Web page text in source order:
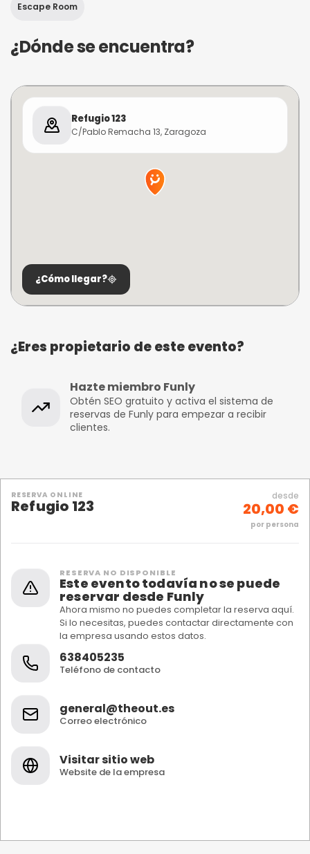
Escape Room
¿Dónde se encuentra?
Refugio 123
C/Pablo Remacha 13, Zaragoza
¿Cómo llegar?
¿Eres propietario de este evento?
Hazte miembro Funly
Obtén SEO gratuito y activa el sistema de
reservas de Funly para empezar a recibir
clientes.
RESERVA ONLINE
Refugio 123
desde
20,00 €
por persona
RESERVA NO DISPONIBLE
Este evento todavía no se puede
reservar desde Funly
Ahora mismo no puedes completar la reserva aquí.
Si lo necesitas, puedes contactar directamente con
la empresa usando estos datos.
638405235
Teléfono de contacto
general@theout.es
Correo electrónico
Visitar sitio web
Website de la empresa